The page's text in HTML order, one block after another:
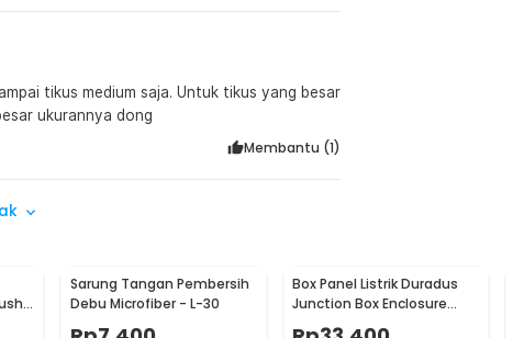
tikus medium saja. Untuk tikus yang besar
ukurannya dong
Membantu (1)
Sarung Tangan Pembersih
Debu Microfiber - L-30
Box Panel Listrik Duradus
Junction Box Enclosure
Waterproof 158x90mm -